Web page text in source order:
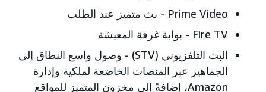
Prime Video - بث متميز عند الطلب
Fire TV - بوابة غرفة المعيشة
البث التلفزيوني (STV) - وصول واسع النطاق إلى
الجماهير عبر المنصات الخاضعة لملكية وإدارة
Amazon، إضافةً إلى مخزون المتميز للمواقع